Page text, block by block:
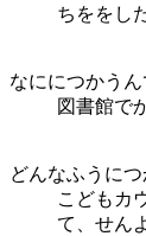
ちををし
なににつかうん
図書館で
どんなふうに
こどもカ
て、せん